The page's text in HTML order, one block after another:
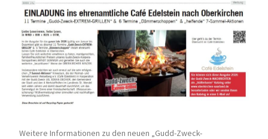
Weitere Informationen zu den neuen „Gudd-Zweck-